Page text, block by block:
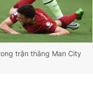
quảng cáo
404
trận thắng Man City